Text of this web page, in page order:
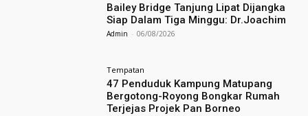
Bailey Bridge Tanjung Lipat Dijangka
Siap Dalam Tiga Minggu: Dr.Joachim
Admin - 06/08/2026
Tempatan
47 Penduduk Kampung Matupang
Bergotong-Royong Bongkar Rumah
Terjejas Projek Pan Borneo